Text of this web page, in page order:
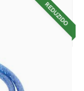
REDUZIDO